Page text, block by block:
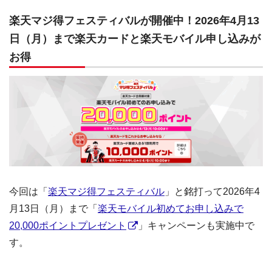
楽天マジ得フェスティバルが開催中！2026年4月13
日（月）まで楽天カードと楽天モバイル申し込みが
お得
今回は「 楽天マジ得フェスティバル 」と銘打って2026年4
月13日（月）まで「 楽天モバイル初めてお申し込みで
20,000ポイントプレゼント
」キャンペーンも実施中で
す。